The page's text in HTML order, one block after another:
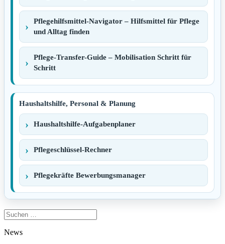
Pflegehilfsmittel-Navigator – Hilfsmittel für Pflege
und Alltag finden
Pflege-Transfer-Guide – Mobilisation Schritt für
Schritt
Haushaltshilfe, Personal & Planung
Haushaltshilfe-Aufgabenplaner
Pflegeschlüssel-Rechner
Pflegekräfte Bewerbungsmanager
Suchen
nach:
News